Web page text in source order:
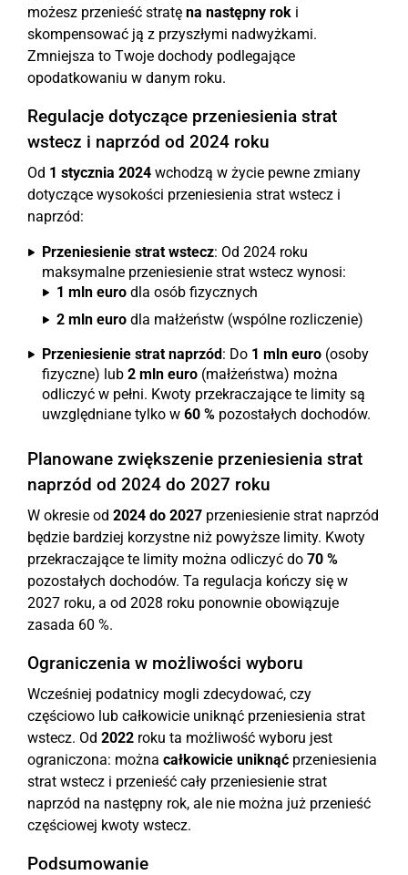
możesz przenieść stratę na następny rok i
skompensować ją z przyszłymi nadwyżkami.
Zmniejsza to Twoje dochody podlegające
opodatkowaniu w danym roku.
Regulacje dotyczące przeniesienia strat
wstecz i naprzód od 2024 roku
Od 1 stycznia 2024 wchodzą w życie pewne zmiany
dotyczące wysokości przeniesienia strat wstecz i
naprzód:
Przeniesienie strat wstecz: Od 2024 roku
maksymalne przeniesienie strat wstecz wynosi:
1 mln euro dla osób fizycznych
2 mln euro dla małżeństw (wspólne rozliczenie)
Przeniesienie strat naprzód: Do 1 mln euro (osoby
fizyczne) lub 2 mln euro (małżeństwa) można
odliczyć w pełni. Kwoty przekraczające te limity są
uwzględniane tylko w 60 % pozostałych dochodów.
Planowane zwiększenie przeniesienia strat
naprzód od 2024 do 2027 roku
W okresie od 2024 do 2027 przeniesienie strat naprzód
będzie bardziej korzystne niż powyższe limity. Kwoty
przekraczające te limity można odliczyć do 70 %
pozostałych dochodów. Ta regulacja kończy się w
2027 roku, a od 2028 roku ponownie obowiązuje
zasada 60 %.
Ograniczenia w możliwości wyboru
Wcześniej podatnicy mogli zdecydować, czy
częściowo lub całkowicie uniknąć przeniesienia strat
wstecz. Od 2022 roku ta możliwość wyboru jest
ograniczona: można całkowicie uniknąć przeniesienia
strat wstecz i przenieść cały przeniesienie strat
naprzód na następny rok, ale nie można już przenieść
częściowej kwoty wstecz.
Podsumowanie